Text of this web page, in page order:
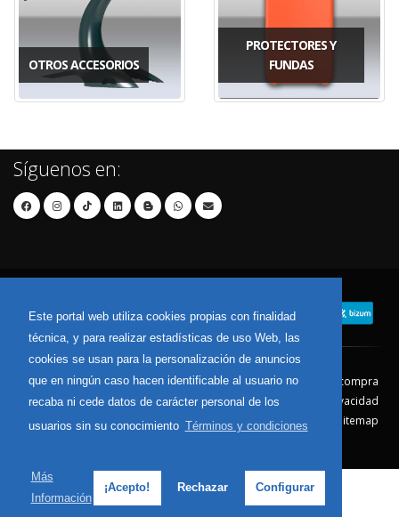
Este portal web utiliza cookies propias con finalidad
técnica, y para realizar estadísticas de uso Web, las
cookies se usan para la personalización de anuncios
que en ningún caso hacen identificable al usuario no
recaba ni cede datos de carácter personal de los
usuarios sin su conocimiento Términos y condiciones
Más
Información
¡Acepto! Rechazar Configurar
OTROS ACCESORIOS
PROTECTORES Y
FUNDAS
Síguenos en:
Contacto Aviso Legal
Condiciones de compra
Política de envíos
Política de devolución
Política de Privacidad
Política de Cookies
Sitemap